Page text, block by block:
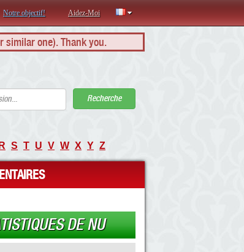
Notre objectif! Aidez-Moi
similar one). Thank you.
Recherche
R S T U V W X Y Z
DE NU